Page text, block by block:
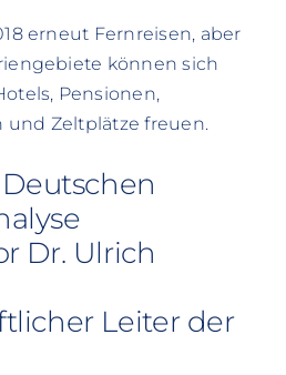
erneut Fernreisen, aber
können sich
Pensionen,
Zeltplätze freuen.
Dr. Ulrich
Leiter der